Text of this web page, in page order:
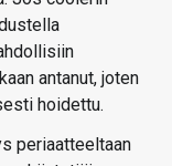
antanut, joten
hoidettu.
periaatteeltaan